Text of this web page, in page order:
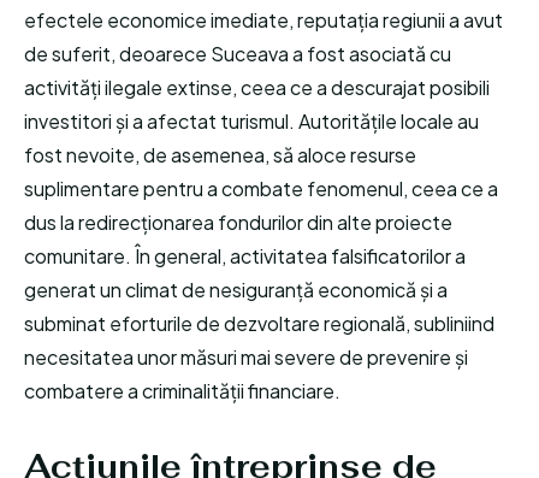
efectele economice imediate, reputația regiunii a avut
de suferit, deoarece Suceava a fost asociată cu
activități ilegale extinse, ceea ce a descurajat posibili
investitori și a afectat turismul. Autoritățile locale au
fost nevoite, de asemenea, să aloce resurse
suplimentare pentru a combate fenomenul, ceea ce a
dus la redirecționarea fondurilor din alte proiecte
comunitare. În general, activitatea falsificatorilor a
generat un climat de nesiguranță economică și a
subminat eforturile de dezvoltare regională, subliniind
necesitatea unor măsuri mai severe de prevenire și
combatere a criminalității financiare.
Acțiunile întreprinse de